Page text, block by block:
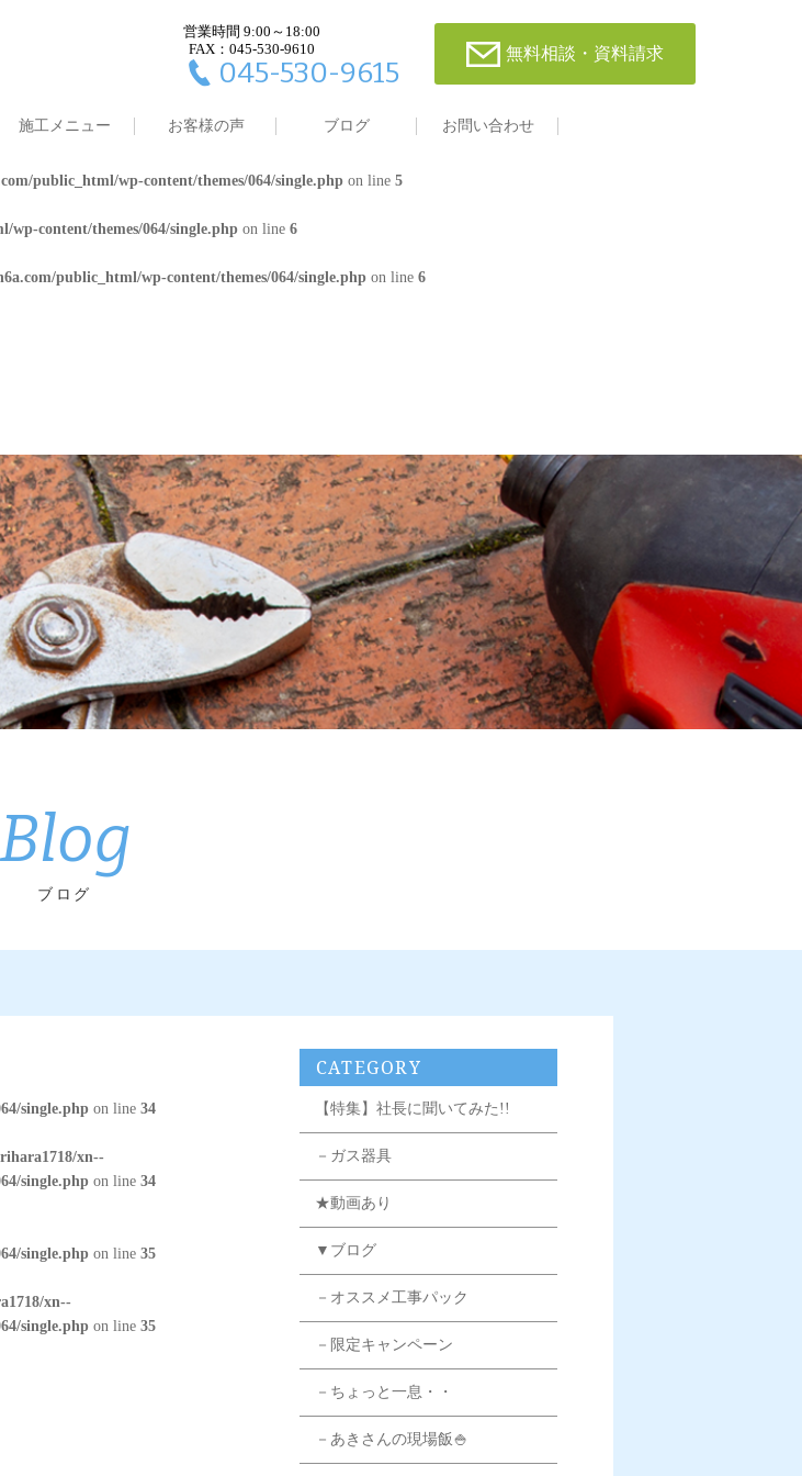
営業時間 9:00～18:00
FAX：045-530-9610
045-530-9615
無料相談・資料請求
施工メニュー お客様の声 ブログ お問い合わせ
wp-content/themes/064/single.phpon line4
public_html/wp-content/themes/064/single.phpon line 4
wp-content/themes/064/single.phpon line
public_html/wp-content/themes/064/single.php on line 5
wp-content/themes/064/single.php on line 6
public_html/wp-content/themes/064/single.php on line 6
Blog
ブログ
single.php on line34
xn--
single.php on line34
single.php on line35
xn--
single.php on line35
CATEGORY
【特集】社長に聞いてみた!!
－ガス器具
★動画あり
▼ブログ
－オススメ工事パック
－限定キャンペーン
－ちょっと一息・・
－あきさんの現場飯🍚